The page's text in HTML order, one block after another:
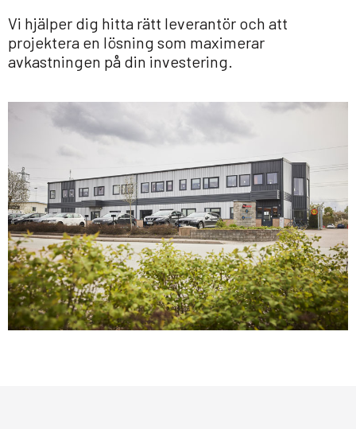
Vi hjälper dig hitta rätt leverantör och att
projektera en lösning som maximerar
avkastningen på din investering.